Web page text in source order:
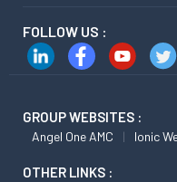
FOLLOW US :
GROUP WEBSITES :
Angel One AMC Ionic
OTHER LINKS :